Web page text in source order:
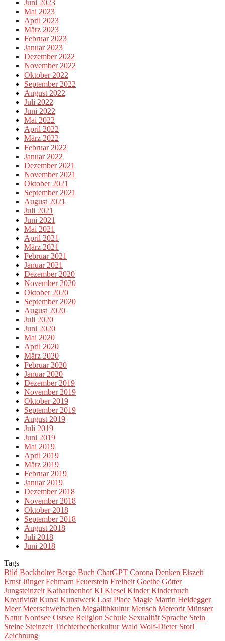
Juni 2023
Mai 2023
April 2023
März 2023
Februar 2023
Januar 2023
Dezember 2022
November 2022
Oktober 2022
September 2022
August 2022
Juli 2022
Juni 2022
Mai 2022
April 2022
März 2022
Februar 2022
Januar 2022
Dezember 2021
November 2021
Oktober 2021
September 2021
August 2021
Juli 2021
Juni 2021
Mai 2021
April 2021
März 2021
Februar 2021
Januar 2021
Dezember 2020
November 2020
Oktober 2020
September 2020
August 2020
Juli 2020
Juni 2020
Mai 2020
April 2020
März 2020
Februar 2020
Januar 2020
Dezember 2019
November 2019
Oktober 2019
September 2019
August 2019
Juli 2019
Juni 2019
Mai 2019
April 2019
März 2019
Februar 2019
Januar 2019
Dezember 2018
November 2018
Oktober 2018
September 2018
August 2018
Juli 2018
Juni 2018
Tags
Bild Bockholter Berge Buch ChatGPT Corona Denken Eiszeit
Ernst Jünger Fehmarn Feuerstein Freiheit Goethe Götter
Jungsteinzeit Katharinenhof KI Kiesel Kinder Kinderbuch
Kreativität Kunst Kunstwerk Lost Place Magie Martin Heidegger
Meer Meerschweinchen Megalithkultur Mensch Meteorit Münster
Natur Nordsee Ostsee Religion Schule Sexualität Sprache Stein
Steine Steinzeit Trichterbecherkultur Wald Wolf-Dieter Storl
Zeichnung